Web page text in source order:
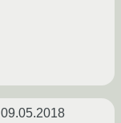
09.05.2018